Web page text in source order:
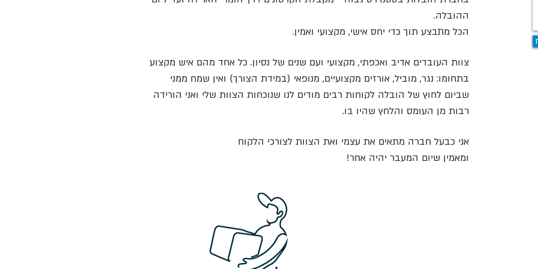
ההובלה.
הכל מתבצע תוך כדי יחס אישי, מקצועי ואמין.
צוות העובדים אדיב ואכפתי, מקצועי ועם שנים של נסיון. כל אחד מהם איש מקצוע
בתחומו: נגר, מוביל, אורזים מקצועיים, מנופאי (במידת הצורך) ואין שמח ממני
שביום לחוץ של הובלה לקוחות רבים מודים לנו שנוכחות הצוות שלי ואני הורידה
רבות מן העומס והלחץ שהיו בו.
אני כבעל חברה מתאים את עצמי ואת הצוות לצורכי הלקוח
ומאמין שיום המעבר יהיה אחר!